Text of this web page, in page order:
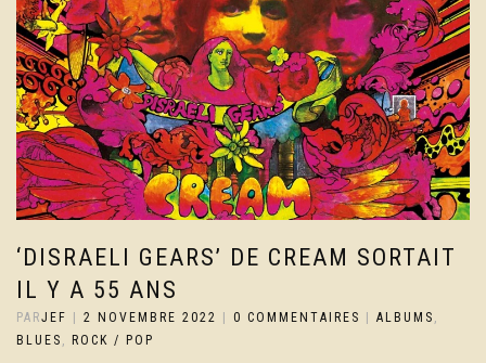
‘DISRAELI GEARS’ DE CREAM SORTAIT
IL Y A 55 ANS
PARJEF 2 NOVEMBRE 2022 0 COMMENTAIRES ALBUMS ,
BLUES , ROCK / POP